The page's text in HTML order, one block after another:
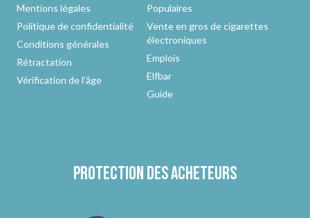
Mentions légales
Politique de confidentialité
Conditions générales
Rétractation
Vérification de l'âge
Populaires
Vente en gros de cigarettes
électroniques
Emplois
Elfbar
Guide
Protection des acheteurs